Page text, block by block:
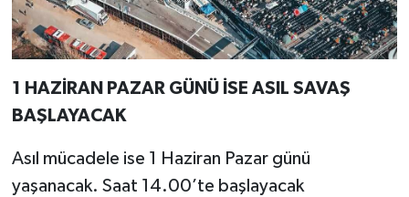
1 HAZİRAN PAZAR GÜNÜ İSE ASIL SAVAŞ
BAŞLAYACAK
Asıl mücadele ise 1 Haziran Pazar günü
yaşanacak. Saat 14.00’te başlayacak